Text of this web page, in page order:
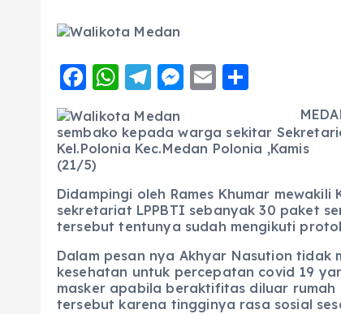
F
a
c
e
b
o
o
k
W
a
ts
A
p
p
T
el
e
g
r
a
m
M
ss
e
g
er
E
ai
l
a
re
sembako kepada warga sekitar
Kel.Polonia Kec.Medan Polonia ,Kamis
(21/5)
Didampingi oleh Rames Khumar
sekretariat LPPBTI sebanyak 30 paket
tersebut tentunya sudah mengikuti
Dalam pesan nya Akhyar Nasution tidak
kesehatan untuk percepatan covid 19
masker apabila beraktifitas diluar
tersebut karena tingginya rasa sosial